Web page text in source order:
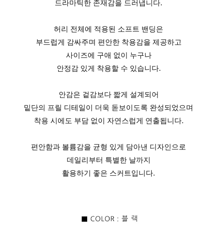
드라마틱한 존재감을 드러냅니다.
허리 전체에 적용된 소프트 밴딩은
부드럽게 감싸주며 편안한 착용감을 제공하고
사이즈에 구애 없이 누구나
안정감 있게 착용할 수 있습니다.
안감은 겉감보다 짧게 설계되어
밑단의 프릴 디테일이 더욱 돋보이도록 완성되었으며
착용 시에도 부담 없이 자연스럽게 연출됩니다.
편안함과 볼륨감을 균형 있게 담아낸 디자인으로
데일리부터 특별한 날까지